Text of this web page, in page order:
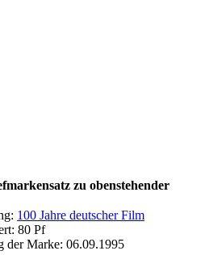
zu obenstehender
100 Jahre deutscher Film
80 Pf
der Marke: 06.09.1995